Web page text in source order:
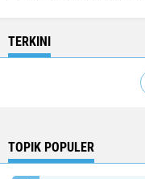
TERKINI
TOPIK POPULER